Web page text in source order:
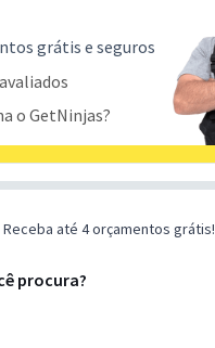
grátis e seguros
o GetNinjas?
Receba até 4 orçamentos grátis!
procura?